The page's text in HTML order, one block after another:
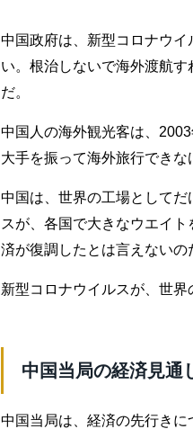
中国政府は、新型コロナウ
い。根治しないで海外渡航
だ。
中国人の海外観光客は、
大手を振って海外旅行できな
中国は、世界の工場として
スが、各国で大きなウエイ
済が復調したとは言えないの
新型コロナウイルスが、世界
中国当局の経済見通
中国当局は、経済の先行きに